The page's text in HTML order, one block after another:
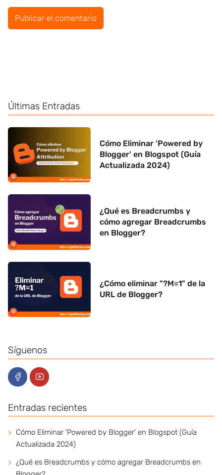
Últimas Entradas
Cómo Eliminar 'Powered by
Blogger' en Blogspot (Guía
Actualizada 2024)
¿Qué es Breadcrumbs y
cómo agregar Breadcrumbs
en Blogger?
¿Cómo eliminar "?M=1" de la
URL de Blogger?
Síguenos
Entradas recientes
Cómo Eliminar 'Powered by Blogger' en Blogspot (Guía
Actualizada 2024)
¿Qué es Breadcrumbs y cómo agregar Breadcrumbs en